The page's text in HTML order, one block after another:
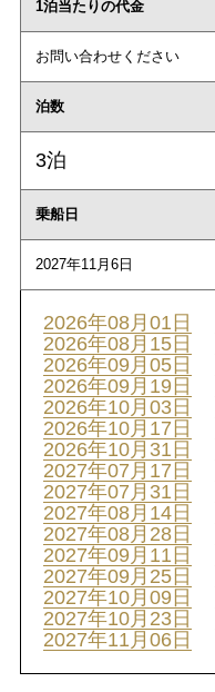
1泊当たりの代金
お問い合わせください
泊数
3泊
乗船日
2027年11月6日
2026年08月01日
2026年08月15日
2026年09月05日
2026年09月19日
2026年10月03日
2026年10月17日
2026年10月31日
2027年07月17日
2027年07月31日
2027年08月14日
2027年08月28日
2027年09月11日
2027年09月25日
2027年10月09日
2027年10月23日
2027年11月06日